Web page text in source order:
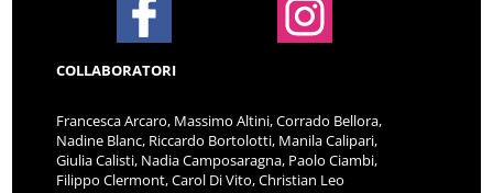
COLLABORATORI
Francesca Arcaro, Massimo Altini, Corrado Bellora,
Nadine Blanc, Riccardo Bortolotti, Manila Calipari,
Giulia Calisti, Nadia Camposaragna, Paolo Ciambi,
Filippo Clermont, Carol Di Vito, Christian Leo